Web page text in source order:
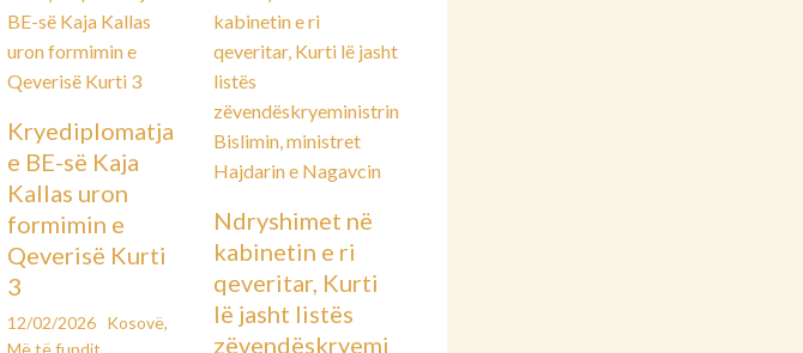
Kryediplomatja
e BE-së Kaja
Kallas uron
formimin e
Qeverisë Kurti
3
12/02/2026 Kosovë,
Ndryshimet në
kabinetin e ri
qeveritar, Kurti
lë jasht listës
zëvendëskryemi